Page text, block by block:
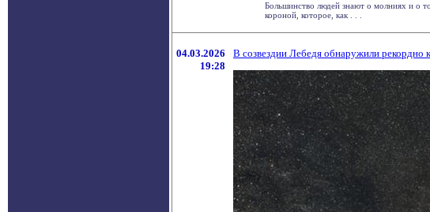
Большинство людей знают о молниях и о
короной, которое, как . . .
04.03.2026
19:28
В созвездии Лебедя обнаружили